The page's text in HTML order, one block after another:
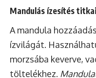
Mandulás ízesítés titkai
A mandula
ízvilágát.
morzsába keverve,
töltelékhez.